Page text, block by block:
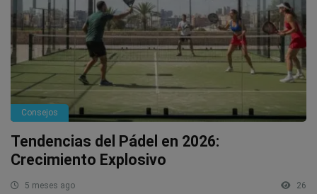
Consejos
Tendencias del Pádel en 2026:
Crecimiento Explosivo
5 meses ago 26